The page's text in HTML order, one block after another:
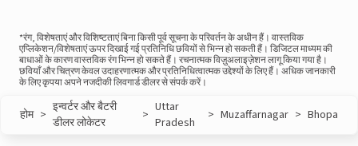
*रंग, विशेषताएं और विशिष्टताएं बिना किसी पूर्व सूचना के परिवर्तन के अधीन हैं। वास्तविक
एप्लिकेशन/विशेषताएं ऊपर दिखाई गई प्रतिनिधि छवियों से भिन्न हो सकती हैं। डिजिटल माध्यम की
बाधाओं के कारण वास्तविक रंग भिन्न हो सकते हैं। रचनात्मक विज़ुअलाइज़ेशन लागू किया गया है।
छवियाँ और चित्रण केवल उदाहरणात्मक और प्रतिनिधित्वात्मक उद्देश्यों के लिए हैं। अधिक जानकारी
के लिए कृपया अपने नजदीकी लिवगार्ड डीलर से संपर्क करें।
होम > इन्वर्टर और बैटरी
डीलर लोकेटर
> Uttar
Pradesh
> Muzaffarnagar > Bhopa